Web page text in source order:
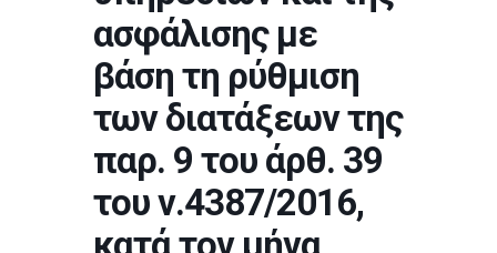
ασφάλισης με
βάση τη ρύθμιση
των διατάξεων της
παρ. 9 του άρθ. 39
του ν.4387/2016,